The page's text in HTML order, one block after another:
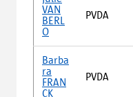
VAN
BERL
O
PVDA
Barba
ra
FRAN
CK
PVDA